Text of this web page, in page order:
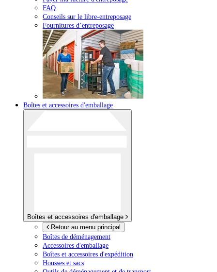
FAQ
Conseils sur le libre-entreposage
Fournitures d’entreposage
Boîtes et accessoires d'emballage
Boîtes et accessoires d'emballage
Retour au menu principal
Boîtes de déménagement
Accessoires d'emballage
Boîtes et accessoires d'expédition
Housses et sacs